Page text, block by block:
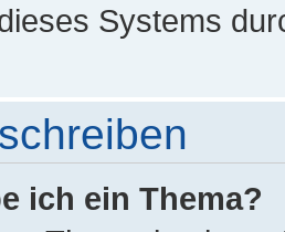
Systems
ich ein Thema?